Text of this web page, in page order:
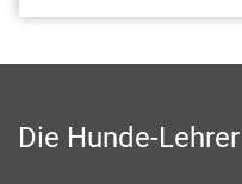
Die Hunde-Lehrer